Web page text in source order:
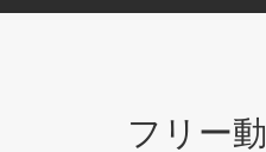
フリー